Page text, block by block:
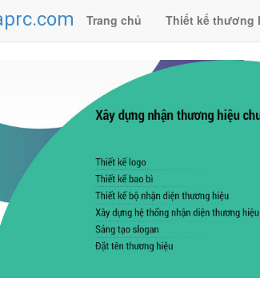
Trang chủ Thiết kế thương